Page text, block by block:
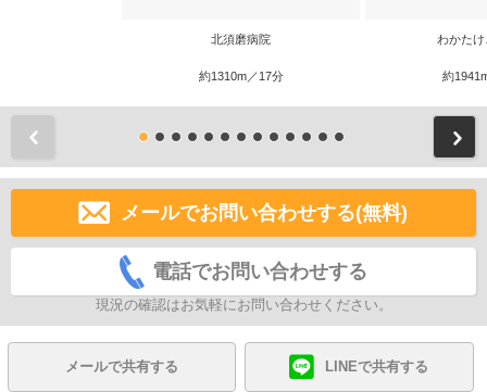
北須磨病院
約1310m／17分
わかた
約
メールでお問い合わせする(無料)
電話でお問い合わせする
現況の確認はお気軽にお問い合わせください。
メールで共有する LINEで共有する